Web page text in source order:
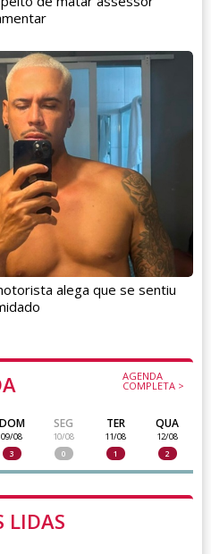
AGENDA
COMPLETA >
DOM
09/08
3
SEG
10/08
0
TER
11/08
1
QUA
12/08
2
LIDAS
alega que se sentiu